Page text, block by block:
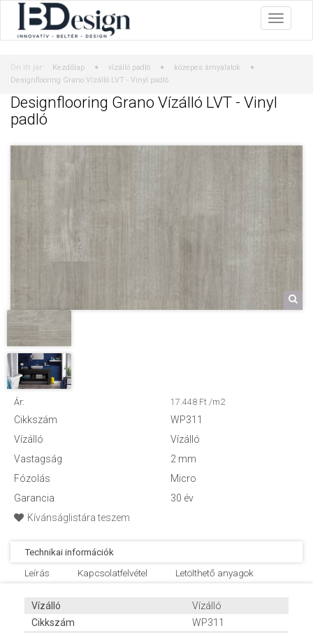
Ön itt jár: Kezdőlap vízálló padló
közepes árnyalatok
Designflooring Grano Vízálló LVT - Vinyl padló
Designflooring Grano Vízálló LVT - Vinyl
padló
Ár: 17.448 Ft /m2
Cikkszám
WP311
Vízálló
Vízálló
Vastagság
2 mm
Fózolás
Micro
Garancia
30 év
Kívánságlistára teszem
Technikai információk
Leírás
Kapcsolatfelvétel Letölthető anyagok
Vízálló
Vízálló
Cikkszám
WP311